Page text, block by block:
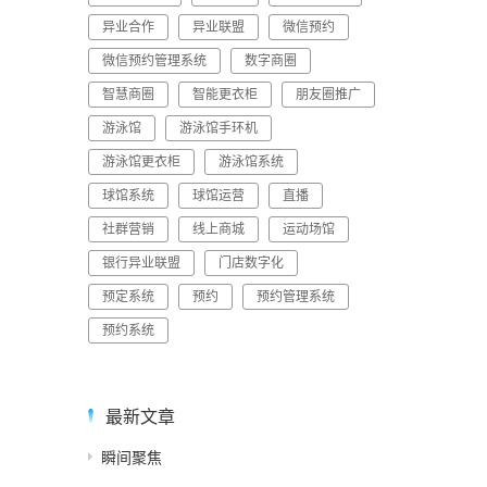
异业合作 异业联盟 微信预约
微信预约管理系统 数字商圈
智慧商圈 智能更衣柜 朋友圈推广
游泳馆 游泳馆手环机
游泳馆更衣柜 游泳馆系统
球馆系统 球馆运营 直播
社群营销 线上商城 运动场馆
银行异业联盟 门店数字化
预定系统 预约 预约管理系统
预约系统
最新文章
瞬间聚焦